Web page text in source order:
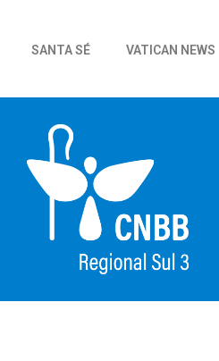
SANTA SÉ VATICAN NEWS